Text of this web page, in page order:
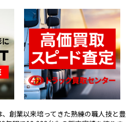
創業以来培ってきた熟練の職人技と豊